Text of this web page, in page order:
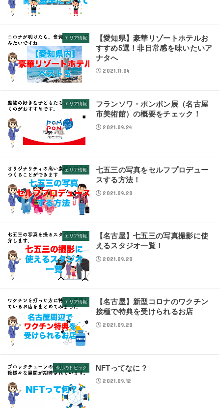
エリア情報
【愛知県】豪華リゾートホテルお
すすめ5選！非日常感を味いたいア
ナタへ
2021.11.04
エリア情報
フランソワ・ポンポン展（名古屋
市美術館）の概要をチェック！
2021.09.24
エリア情報
七五三の写真をセルフプロデュー
スする方法！
2021.09.20
エリア情報
【名古屋】七五三の写真撮影に使
えるスタジオ一覧！
2021.09.20
エリア情報
【名古屋】新型コロナのワクチン
接種で特典を受けられるお店
2021.09.20
今月のトピック NFTってなに？
2021.09.12